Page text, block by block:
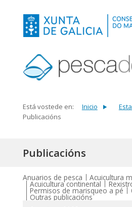
Está vostede en: Inicio
Publicacións
Publicacións
Anuarios de pesca Acuicultura
Acuicultura continental
Permisos de marisqueo a pé
Outras publicacións